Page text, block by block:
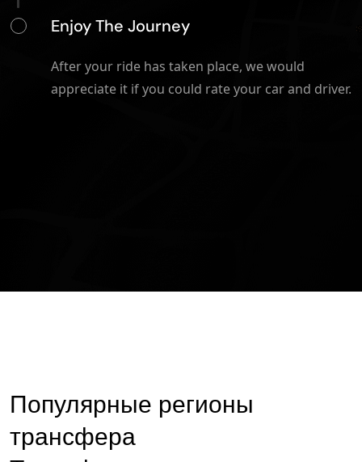
Enjoy The Journey
After your ride has taken place, we would
appreciate it if you could rate your car and driver.
Популярные регионы
трансфера